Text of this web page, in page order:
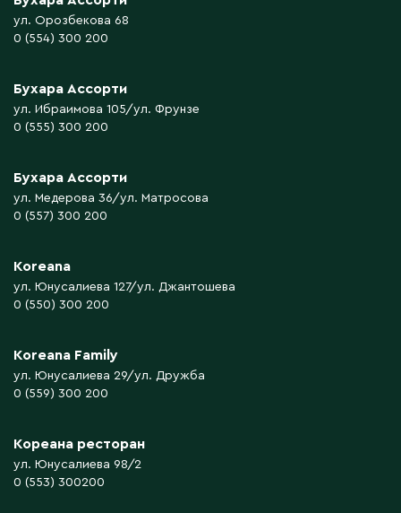
ул. Орозбекова 68
0 (554) 300 200
Бухара Ассорти
ул. Ибраимова 105/ул. Фрунзе
0 (555) 300 200
Бухара Ассорти
ул. Медерова 36/ул. Матросова
0 (557) 300 200
Koreana
ул. Юнусалиева 127/ул. Джантошева
0 (550) 300 200
Koreana Family
ул. Юнусалиева 29/ул. Дружба
0 (559) 300 200
Кореана ресторан
ул. Юнусалиева 98/2
0 (553) 300200